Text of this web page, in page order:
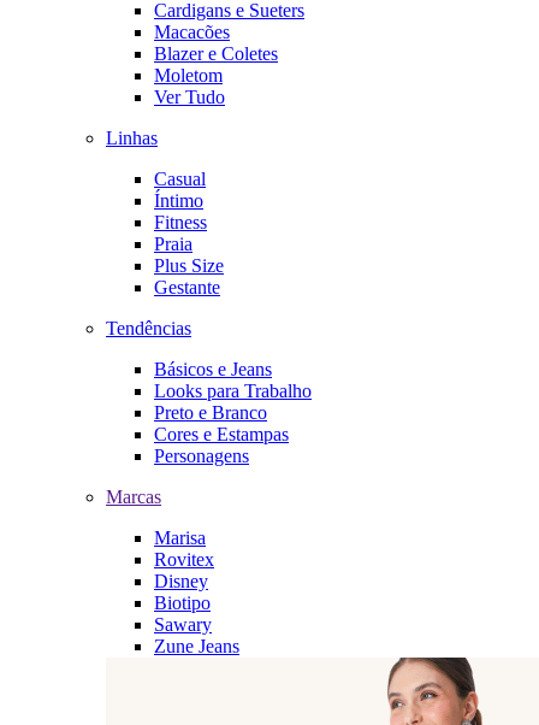
Cardigans e Sueters
Macacões
Blazer e Coletes
Moletom
Ver Tudo
Linhas
Casual
Íntimo
Fitness
Praia
Plus Size
Gestante
Tendências
Básicos e Jeans
Looks para Trabalho
Preto e Branco
Cores e Estampas
Personagens
Marcas
Marisa
Rovitex
Disney
Biotipo
Sawary
Zune Jeans